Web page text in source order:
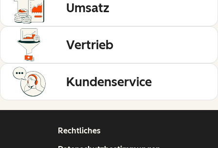
Umsatz
Vertrieb
Kundenservice
Rechtliches